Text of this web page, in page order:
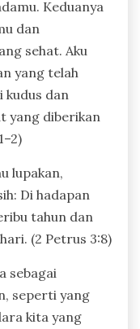
Keduanya
dan
sehat. Aku
yang telah
kudus dan
yang diberikan
lupakan,
Di hadapan
tahun dan
(2 Petrus 3:8)
sebagai
seperti yang
kita yang